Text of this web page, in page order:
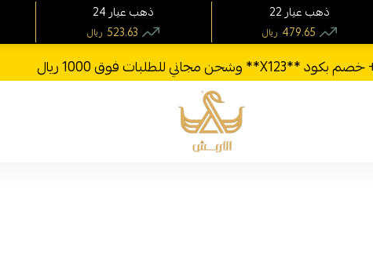
الأربش للذهب
24 ذهب عيار
ريال 523.63
22 ذهب عيار
ريال 479.65